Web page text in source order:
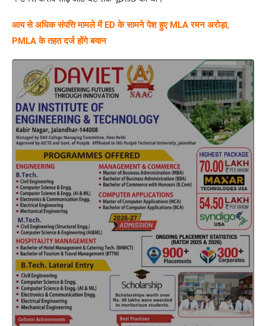
आय से अधिक संपत्ति मामले में ED के सामने पेश हुए MLA रमन अरोड़ा,
PMLA के तहत दर्ज होंगे बयान